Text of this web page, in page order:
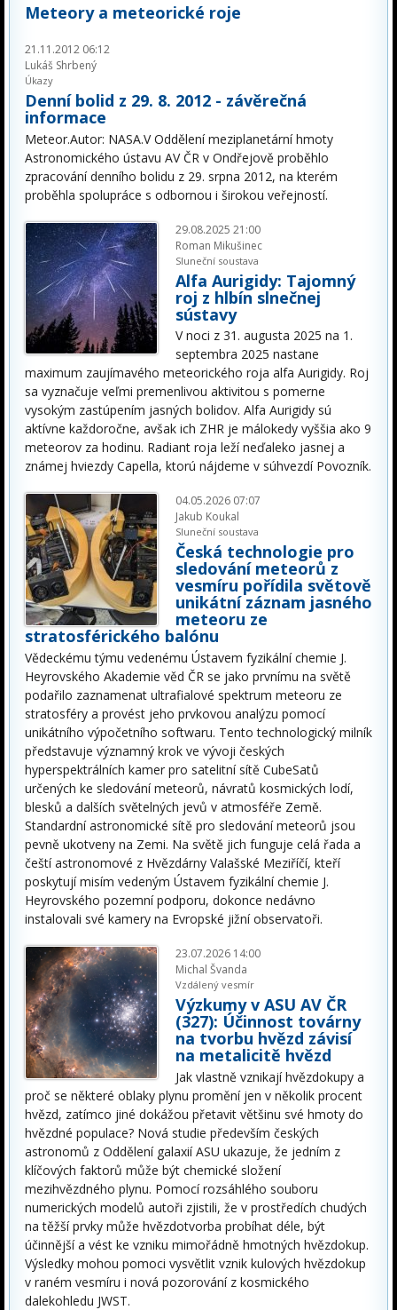
Meteory a meteorické roje
21.11.2012 06:12
Lukáš Shrbený
Úkazy
Denní bolid z 29. 8. 2012 - závěrečná
informace
Meteor.Autor: NASA.V Oddělení meziplanetární hmoty
Astronomického ústavu AV ČR v Ondřejově proběhlo
zpracování denního bolidu z 29. srpna 2012, na kterém
proběhla spolupráce s odbornou i širokou veřejností.
29.08.2025 21:00
Roman Mikušinec
Sluneční soustava
Alfa Aurigidy: Tajomný
roj z hlbín slnečnej
sústavy
V noci z 31. augusta 2025 na 1.
septembra 2025 nastane
maximum zaujímavého meteorického roja alfa Aurigidy. Roj
sa vyznačuje veľmi premenlivou aktivitou s pomerne
vysokým zastúpením jasných bolidov. Alfa Aurigidy sú
aktívne každoročne, avšak ich ZHR je málokedy vyššia ako 9
meteorov za hodinu. Radiant roja leží neďaleko jasnej a
známej hviezdy Capella, ktorú nájdeme v súhvezdí Povozník.
04.05.2026 07:07
Jakub Koukal
Sluneční soustava
Česká technologie pro
sledování meteorů z
vesmíru pořídila světově
unikátní záznam jasného
meteoru ze
stratosférického balónu
Vědeckému týmu vedenému Ústavem fyzikální chemie J.
Heyrovského Akademie věd ČR se jako prvnímu na světě
podařilo zaznamenat ultrafialové spektrum meteoru ze
stratosféry a provést jeho prvkovou analýzu pomocí
unikátního výpočetního softwaru. Tento technologický milník
představuje významný krok ve vývoji českých
hyperspektrálních kamer pro satelitní sítě CubeSatů
určených ke sledování meteorů, návratů kosmických lodí,
blesků a dalších světelných jevů v atmosféře Země.
Standardní astronomické sítě pro sledování meteorů jsou
pevně ukotveny na Zemi. Na světě jich funguje celá řada a
čeští astronomové z Hvězdárny Valašské Meziříčí, kteří
poskytují misím vedeným Ústavem fyzikální chemie J.
Heyrovského pozemní podporu, dokonce nedávno
instalovali své kamery na Evropské jižní observatoři.
23.07.2026 14:00
Michal Švanda
Vzdálený vesmír
Výzkumy v ASU AV ČR
(327): Účinnost továrny
na tvorbu hvězd závisí
na metalicitě hvězd
Jak vlastně vznikají hvězdokupy a
proč se některé oblaky plynu promění jen v několik procent
hvězd, zatímco jiné dokážou přetavit většinu své hmoty do
hvězdné populace? Nová studie především českých
astronomů z Oddělení galaxií ASU ukazuje, že jedním z
klíčových faktorů může být chemické složení
mezihvězdného plynu. Pomocí rozsáhlého souboru
numerických modelů autoři zjistili, že v prostředích chudých
na těžší prvky může hvězdotvorba probíhat déle, být
účinnější a vést ke vzniku mimořádně hmotných hvězdokup.
Výsledky mohou pomoci vysvětlit vznik kulových hvězdokup
v raném vesmíru i nová pozorování z kosmického
dalekohledu JWST.